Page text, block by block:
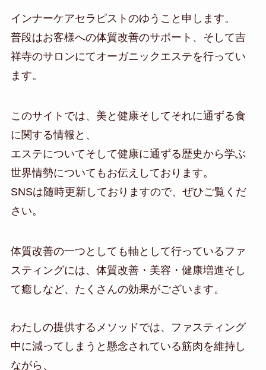
インナーケアセラピストのゆうこと申します。
普段はお客様への体質改善のサポート、そして吉
祥寺のサロンにてオーガニックエステを行ってい
ます。
このサイトでは、美と健康そしてそれに通ずる食
に関する情報と、
エステについてそして健康に通ずる歴史から学ぶ
世界情勢についてもお伝えしております。
SNSは随時更新しておりますので、ぜひご覧くだ
さい。
体質改善の一つとしても軸として行っているファ
スティングには、体質改善・美容・健康増進そし
て癒しなど、たくさんの効果がございます。
わたしの提供するメソッドでは、ファスティング
中に減ってしまうと懸念されている筋肉を維持し
ながら、